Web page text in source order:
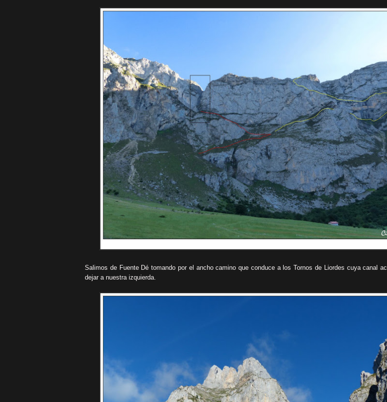
Salimos de Fuente Dé tomando por el ancho camino que conduce a los Tornos de Liordes cuya canal
dejar a nuestra izquierda.